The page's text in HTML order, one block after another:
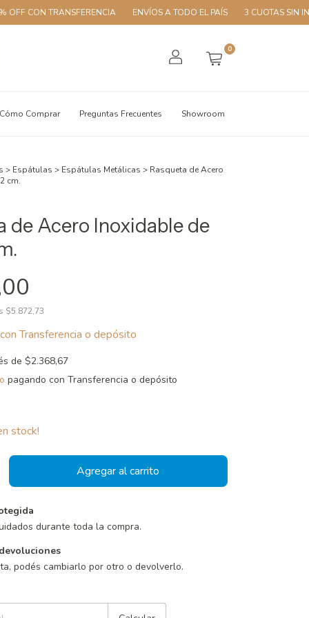
ENVÍOS A TODO EL PAÍS 3 CUOTAS SIN INTERÉS
0
Cómo Comprar Preguntas Frecuentes Showroom
> Espátulas > Espátulas Metálicas > Rasqueta de Acero
cm.
de Acero Inoxidable de
$5.872,73
con Transferencia o depósito
de $2.368,67
pagando con Transferencia o depósito
stock!
durante toda la compra.
podés cambiarlo por otro o devolverlo.